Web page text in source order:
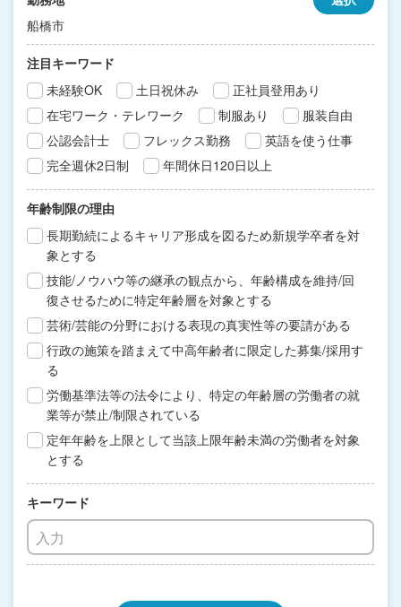
船橋市
注目キーワード
未経験OK
土日祝休み
正社員登用あり
在宅ワーク・テレワーク
制服あり
服装自由
公認会計士
フレックス勤務
英語を使う仕事
完全週休2日制
年間休日120日以上
年齢制限の理由
長期勤続によるキャリア形成を図るため新規学卒者を対
象とする
技能/ノウハウ等の継承の観点から、年齢構成を維持/回
復させるために特定年齢層を対象とする
芸術/芸能の分野における表現の真実性等の要請がある
行政の施策を踏まえて中高年齢者に限定した募集/採用す
る
労働基準法等の法令により、特定の年齢層の労働者の就
業等が禁止/制限されている
定年年齢を上限として当該上限年齢未満の労働者を対象
とする
キーワード